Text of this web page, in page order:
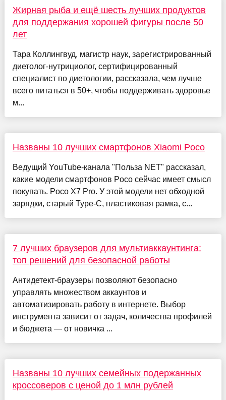
Жирная рыба и ещё шесть лучших продуктов
для поддержания хорошей фигуры после 50
лет
Тара Коллингвуд, магистр наук, зарегистрированный
диетолог-нутрициолог, сертифицированный
специалист по диетологии, рассказала, чем лучше
всего питаться в 50+, чтобы поддерживать здоровье
м...
Названы 10 лучших смартфонов Xiaomi Poco
Ведущий YouTube-канала "Польза NET" рассказал,
какие модели смартфонов Poco сейчас имеет смысл
покупать. Poco X7 Pro. У этой модели нет обходной
зарядки, старый Type-C, пластиковая рамка, с...
7 лучших браузеров для мультиаккаунтинга:
топ решений для безопасной работы
Антидетект‑браузеры позволяют безопасно
управлять множеством аккаунтов и
автоматизировать работу в интернете. Выбор
инструмента зависит от задач, количества профилей
и бюджета — от новичка ...
Названы 10 лучших семейных подержанных
кроссоверов с ценой до 1 млн рублей